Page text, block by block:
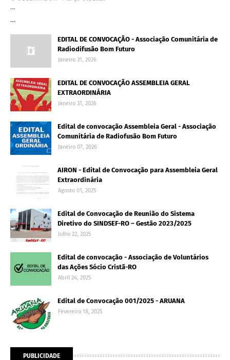
…
…
EDITAL DE CONVOCAÇÃO - Associação Comunitária de
Radiodifusão Bom Futuro
Janeiro 31, 2026
EDITAL DE CONVOCAÇÃO ASSEMBLEIA GERAL
EXTRAORDINÁRIA
Janeiro 31, 2026
Edital de convocação Assembleia Geral - Associação
Comunitária de Radiofusão Bom Futuro
Janeiro 07, 2026
AIRON - Edital de Convocação para Assembleia Geral
Extraordinária
Agosto 01, 2025
Edital de Convocação de Reunião do Sistema
Diretivo do SINDSEF-RO – Gestão 2023/2025
Julho 22, 2025
Edital de convocação - Associação de Voluntários
das Ações Sócio Cristã-RO
Abril 24, 2025
Edital de Convocação 001/2025 - ARUANA
Fevereiro 18, 2025
PUBLICIDADE